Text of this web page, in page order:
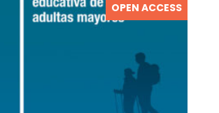
OPEN ACCESS